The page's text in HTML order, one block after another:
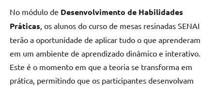
No módulo de Desenvolvimento de Habilidades
Práticas, os alunos do curso de mesas resinadas SENAI
terão a oportunidade de aplicar tudo o que aprenderam
em um ambiente de aprendizado dinâmico e interativo.
Este é o momento em que a teoria se transforma em
prática, permitindo que os participantes desenvolvam